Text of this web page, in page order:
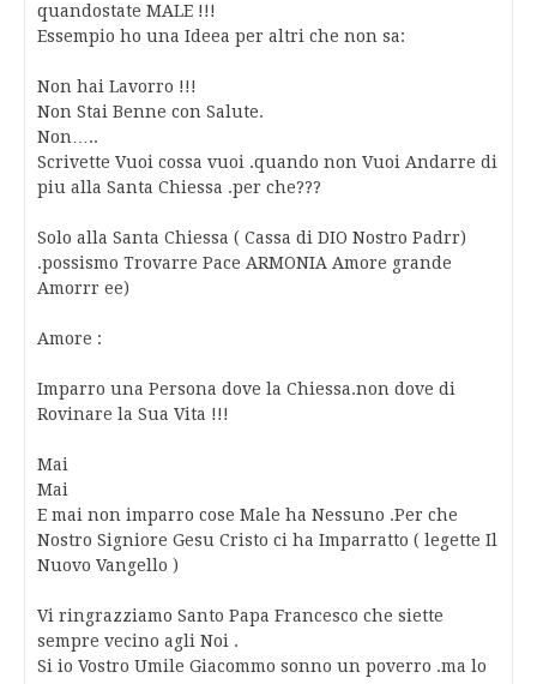
quandostate MALE !!!
Essempio ho una Ideea per altri che non sa:
Non hai Lavorro !!!
Non Stai Benne con Salute.
Non…..
Scrivette Vuoi cossa vuoi .quando non Vuoi Andarre di
piu alla Santa Chiessa .per che???
Solo alla Santa Chiessa ( Cassa di DIO Nostro Padrr)
.possismo Trovarre Pace ARMONIA Amore grande
Amorrr ee)
Amore :
Imparro una Persona dove la Chiessa.non dove di
Rovinare la Sua Vita !!!
Mai
Mai
E mai non imparro cose Male ha Nessuno .Per che
Nostro Signiore Gesu Cristo ci ha Imparratto ( legette Il
Nuovo Vangello )
Vi ringrazziamo Santo Papa Francesco che siette
sempre vecino agli Noi .
Si io Vostro Umile Giacommo sonno un poverro .ma lo